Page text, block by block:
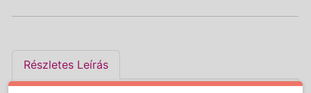
Részletes Leírás